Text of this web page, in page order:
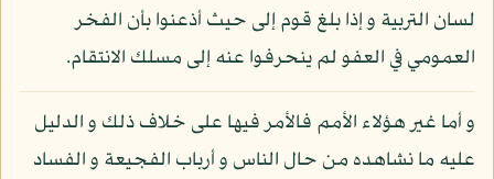
لسان التربية و إذا بلغ قوم إلى حيث أذعنوا بأن الفخر
العمومي في العفو لم ينحرفوا عنه إلى مسلك الانتقام.
و أما غير هؤلاء الأمم فالأمر فيها على خلاف ذلك و الدليل
عليه ما نشاهده من حال الناس و أرباب الفجيعة و الفساد